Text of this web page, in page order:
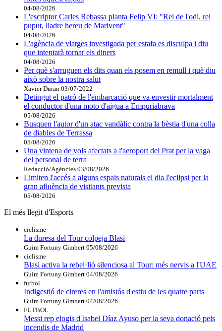
04/08/2026
L'escriptor Carles Rebassa planta Felip VI: "Rei de l'odi, rei
puput, lladre hereu de Marivent"
04/08/2026
L'agència de viatges investigada per estafa es disculpa i diu
que intentarà tornar els diners
04/08/2026
Per què s'arruguen els dits quan els posem en remull i què diu
això sobre la nostra salut
Xavier Duran 03/07/2022
Detingut el patró de l'embarcació que va envestir mortalment
el conductor d'una moto d'aigua a Empuriabrava
05/08/2026
Busquen l'autor d'un atac vandàlic contra la bèstia d'una colla
de diables de Terrassa
05/08/2026
Una vintena de vols afectats a l'aeroport del Prat per la vaga
del personal de terra
Redacció/Agències 03/08/2026
Limiten l'accés a alguns espais naturals el dia l'eclipsi per la
gran afluència de visitants prevista
05/08/2026
El més llegit d'Esports
ciclisme
La duresa del Tour colpeja Blasi
Guim Fortuny Gimbert 05/08/2026
ciclisme
Blasi activa la rebel·lió silenciosa al Tour: més nervis a l'UAE
Guim Fortuny Gimbert 04/08/2026
futbol
Indigestió de cireres en l'amistós d'estiu de les quatre parts
Guim Fortuny Gimbert 04/08/2026
FUTBOL
Messi rep elogis d'Isabel Díaz Ayuso per la seva donació pels
incendis de Madrid